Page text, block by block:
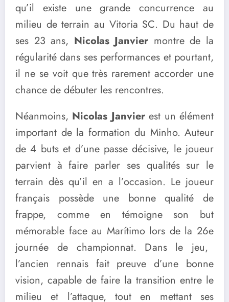
qu’il existe une grande concurrence au
milieu de terrain au Vitoria SC. Du haut de
ses 23 ans, Nicolas Janvier montre de la
régularité dans ses performances et pourtant,
il ne se voit que très rarement accorder une
chance de débuter les rencontres.
Néanmoins, Nicolas Janvierest un élément
important de la formation du Minho. Auteur
de 4 buts et d’une passe décisive, le joueur
parvient à faire parler ses qualités sur le
terrain dès qu’il en a l’occasion. Le joueur
français possède une bonne qualité de
frappe, comme en témoigne son but
mémorable face au Marítimo lors de la 26e
journée de championnat. Dans le jeu,
l’ancien rennais fait preuve d’une bonne
vision, capable de faire la transition entre le
milieu et l’attaque, tout en mettant ses